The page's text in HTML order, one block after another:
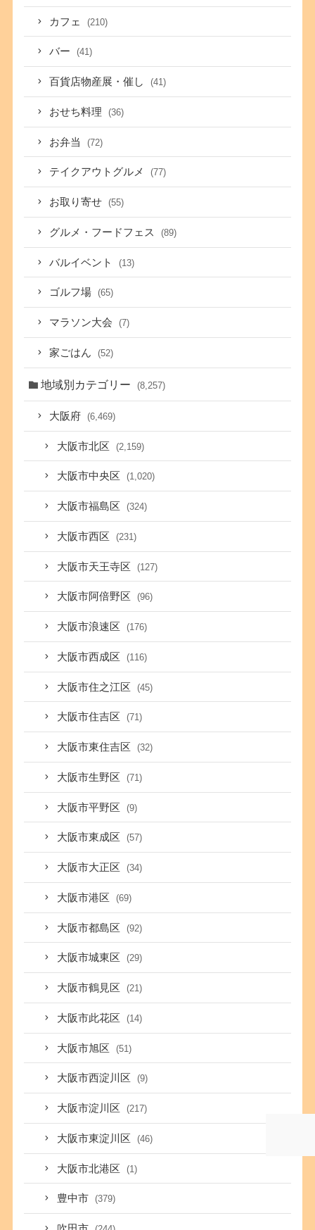
カフェ (210)
バー (41)
百貨店物産展・催し (41)
おせち料理 (36)
お弁当 (72)
テイクアウトグルメ (77)
お取り寄せ (55)
グルメ・フードフェス (89)
バルイベント (13)
ゴルフ場 (65)
マラソン大会 (7)
家ごはん (52)
地域別カテゴリー (8,257)
大阪府 (6,469)
大阪市北区 (2,159)
大阪市中央区 (1,020)
大阪市福島区 (324)
大阪市西区 (231)
大阪市天王寺区 (127)
大阪市阿倍野区 (96)
大阪市浪速区 (176)
大阪市西成区 (116)
大阪市住之江区 (45)
大阪市住吉区 (71)
大阪市東住吉区 (32)
大阪市生野区 (71)
大阪市平野区 (9)
大阪市東成区 (57)
大阪市大正区 (34)
大阪市港区 (69)
大阪市都島区 (92)
大阪市城東区 (29)
大阪市鶴見区 (21)
大阪市此花区 (14)
大阪市旭区 (51)
大阪市西淀川区 (9)
大阪市淀川区 (217)
大阪市東淀川区 (46)
大阪市北港区 (1)
豊中市 (379)